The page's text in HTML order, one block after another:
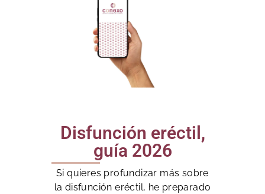
Disfunción eréctil,
guía 2026
Si quieres profundizar más sobre
la disfunción eréctil, he preparado